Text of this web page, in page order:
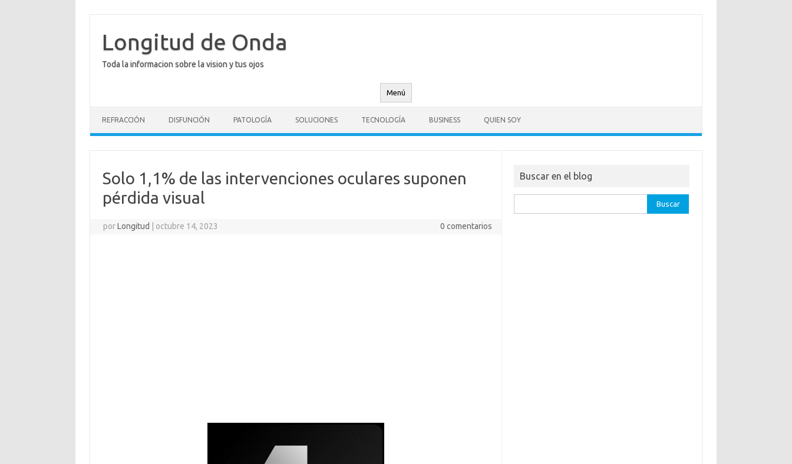
contenido
Longitud de Onda
Toda la informacion sobre la vision y tus ojos
Menú
REFRACCIÓN DISFUNCIÓN PATOLOGÍA SOLUCIONES TECNOLOGÍA BUSINESS QUIEN SOY
Solo 1,1% de las intervenciones oculares suponen
pérdida visual
porLongitud octubre 14, 2023 0 comentarios
Buscar en el blog